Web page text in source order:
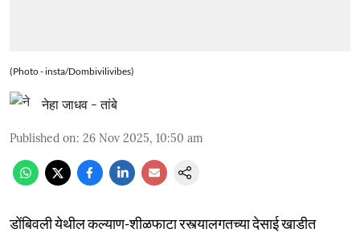
(Photo - insta/Dombivilivibes)
नेहा जाधव - तांबे
Published on: 26 Nov 2025, 10:50 am
डोंबिवली येथील कल्याण-शीळफाटा रस्त्यालगतच्या देसाई खाडीत